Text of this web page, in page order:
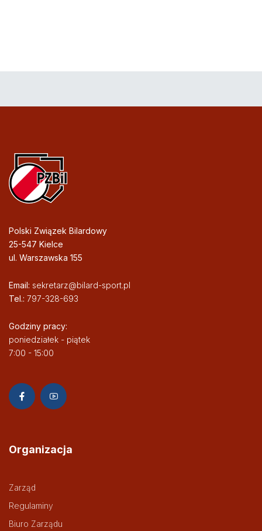
Polski Związek Bilardowy
25-547 Kielce
ul. Warszawska 155
Email: sekretarz@bilard-sport.pl
Tel.: 797-328-693
Godziny pracy:
poniedziałek - piątek
7:00 - 15:00
Organizacja
Zarząd
Regulaminy
Biuro Zarządu